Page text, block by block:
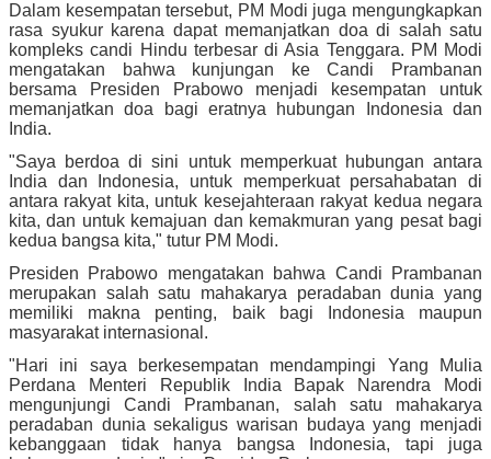
Dalam kesempatan tersebut, PM Modi juga mengungkapkan
rasa syukur karena dapat memanjatkan doa di salah satu
kompleks candi Hindu terbesar di Asia Tenggara. PM Modi
mengatakan bahwa kunjungan ke Candi Prambanan
bersama Presiden Prabowo menjadi kesempatan untuk
memanjatkan doa bagi eratnya hubungan Indonesia dan
India.
"Saya berdoa di sini untuk memperkuat hubungan antara
India dan Indonesia, untuk memperkuat persahabatan di
antara rakyat kita, untuk kesejahteraan rakyat kedua negara
kita, dan untuk kemajuan dan kemakmuran yang pesat bagi
kedua bangsa kita," tutur PM Modi.
Presiden Prabowo mengatakan bahwa Candi Prambanan
merupakan salah satu mahakarya peradaban dunia yang
memiliki makna penting, baik bagi Indonesia maupun
masyarakat internasional.
"Hari ini saya berkesempatan mendampingi Yang Mulia
Perdana Menteri Republik India Bapak Narendra Modi
mengunjungi Candi Prambanan, salah satu mahakarya
peradaban dunia sekaligus warisan budaya yang menjadi
kebanggaan tidak hanya bangsa Indonesia, tapi juga